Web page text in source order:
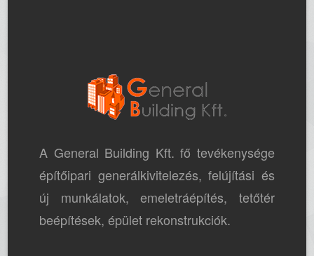
A General Building Kft. fő tevékenysége
építőipari generálkivitelezés, felújítási és
új munkálatok, emeletráépítés, tetőtér
beépítések, épület rekonstrukciók.